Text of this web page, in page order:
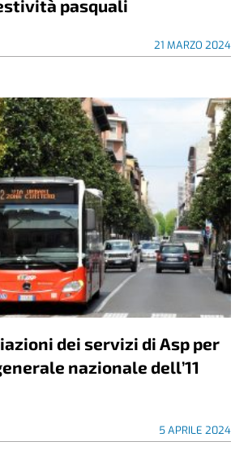
pasquali
21 MARZO 2024
dei servizi di Asp per
nazionale dell’11
5 APRILE 2024